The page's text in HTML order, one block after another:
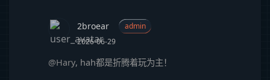
2broear
admin
2026-06-29
@Hary, hah都是折腾着玩为主！